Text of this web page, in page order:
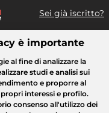
Sei già iscritto?
Elettrodomestici
è importante
al fine di analizzare la
studi e analisi sui
e proporre al
interessi e profilo.
consenso all'utilizzo dei